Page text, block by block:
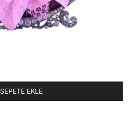
SEPETE EKLE